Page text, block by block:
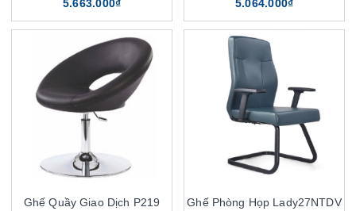
5.663.000₫ 5.064.000₫
Ghế Quầy Giao Dịch P219 Ghế Phòng Họp Lady27NTDV